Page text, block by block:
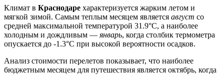
Климат в Краснодаре характеризуется жарким летом и
мягкой зимой. Самым теплым месяцем является август со
средней максимальной температурой 31.9°C, а наиболее
холодным и дождливым — январь, когда столбик термометра
опускается до -1.3°C при высокой вероятности осадков.
Анализ стоимости перелетов показывает, что наиболее
бюджетным месяцем для путешествия является октябрь, когда